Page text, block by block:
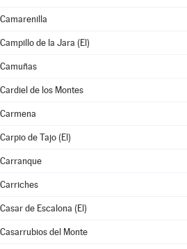
Camarenilla
Campillo de la Jara (El)
Camuñas
Cardiel de los Montes
Carmena
Carpio de Tajo (El)
Carranque
Carriches
Casar de Escalona (El)
Casarrubios del Monte